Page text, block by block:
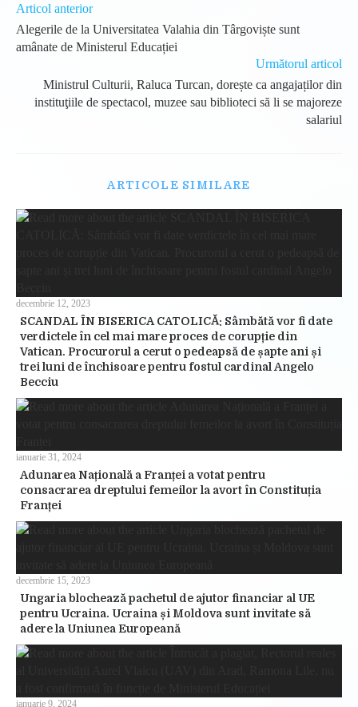
Read
more
articles
Articol anterior
Alegerile de la Universitatea Valahia din Târgoviște sunt
amânate de Ministerul Educației
Următorul articol
Ministrul Culturii, Raluca Turcan, dorește ca angajaților din
instituţiile de spectacol, muzee sau biblioteci să li se majoreze
salariul
ARTICOLE SIMILARE
SCANDAL ÎN BISERICA CATOLICĂ: Sâmbătă vor fi date
verdictele în cel mai mare proces de corupție din
Vatican. Procurorul a cerut o pedeapsă de șapte ani și
trei luni de închisoare pentru fostul cardinal Angelo
Becciu
decembrie 12, 2023
Adunarea Națională a Franței a votat pentru
consacrarea dreptului femeilor la avort în Constituția
Franței
ianuarie 31, 2024
Ungaria blochează pachetul de ajutor financiar al UE
pentru Ucraina. Ucraina și Moldova sunt invitate să
adere la Uniunea Europeană
decembrie 15, 2023
ianuarie 9, 2024